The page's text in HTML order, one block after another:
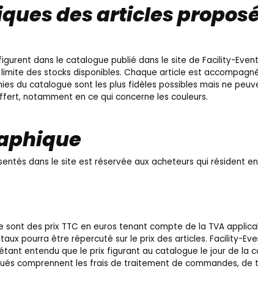
des articles
dans le catalogue publié dans le site de Facility-Event
des stocks disponibles. Chaque article est
du catalogue sont les plus fidèles possibles mais ne
notamment en ce qui concerne les couleurs.
dans le site est réservée aux acheteurs qui résident
sont des prix TTC en euros tenant compte de la TVA
pourra être répercuté sur le prix des articles. Facility-
entendu que le prix figurant au catalogue le jour de la
comprennent les frais de traitement de commandes, de